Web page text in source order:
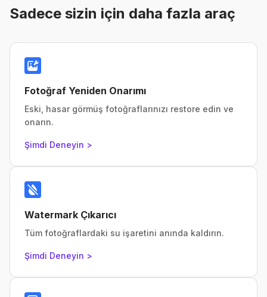
Sadece sizin için daha fazla araç
Fotoğraf Yeniden Onarımı
Eski, hasar görmüş fotoğraflarınızı restore edin ve
onarın.
Şimdi Deneyin >
Watermark Çıkarıcı
Tüm fotoğraflardaki su işaretini anında kaldırın.
Şimdi Deneyin >